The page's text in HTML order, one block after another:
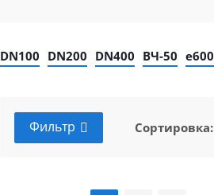
DN100 DN200 DN400 ВЧ-50 е600
Фильтр Сортировка: